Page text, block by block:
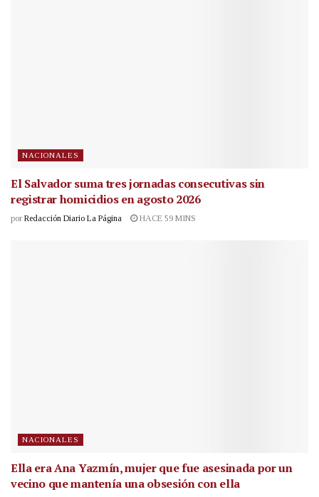
NACIONALES
El Salvador suma tres jornadas consecutivas sin
registrar homicidios en agosto 2026
por Redacción Diario La Página HACE 59 MINS
NACIONALES
Ella era Ana Yazmín, mujer que fue asesinada por un
vecino que mantenía una obsesión con ella